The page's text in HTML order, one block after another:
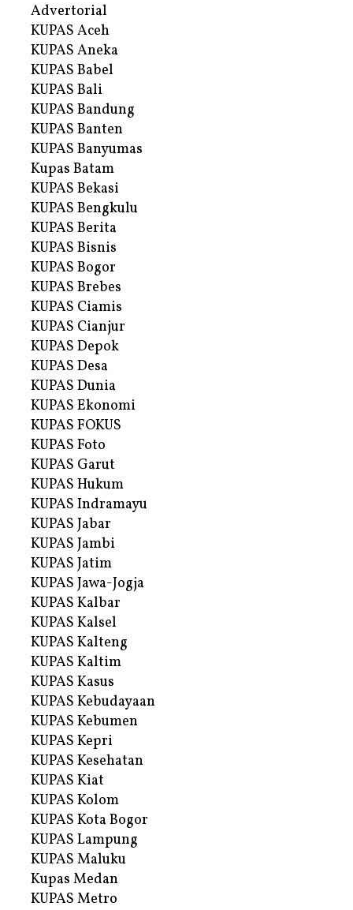
Advertorial
KUPAS Aceh
KUPAS Aneka
KUPAS Babel
KUPAS Bali
KUPAS Bandung
KUPAS Banten
KUPAS Banyumas
Kupas Batam
KUPAS Bekasi
KUPAS Bengkulu
KUPAS Berita
KUPAS Bisnis
KUPAS Bogor
KUPAS Brebes
KUPAS Ciamis
KUPAS Cianjur
KUPAS Depok
KUPAS Desa
KUPAS Dunia
KUPAS Ekonomi
KUPAS FOKUS
KUPAS Foto
KUPAS Garut
KUPAS Hukum
KUPAS Indramayu
KUPAS Jabar
KUPAS Jambi
KUPAS Jatim
KUPAS Jawa-Jogja
KUPAS Kalbar
KUPAS Kalsel
KUPAS Kalteng
KUPAS Kaltim
KUPAS Kasus
KUPAS Kebudayaan
KUPAS Kebumen
KUPAS Kepri
KUPAS Kesehatan
KUPAS Kiat
KUPAS Kolom
KUPAS Kota Bogor
KUPAS Lampung
KUPAS Maluku
Kupas Medan
KUPAS Metro